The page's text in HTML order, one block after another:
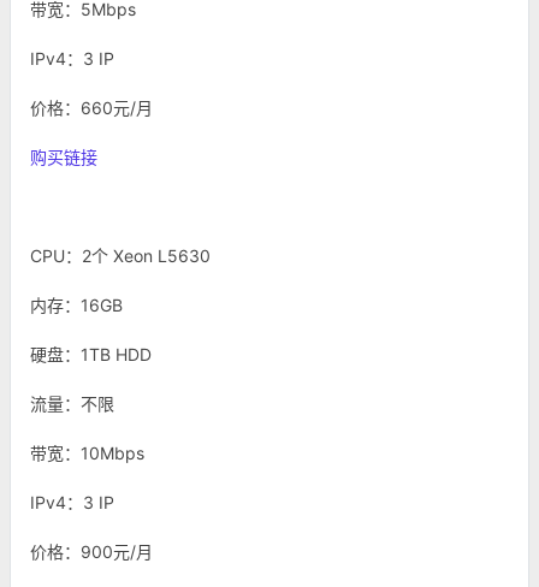
带宽：5Mbps
IPv4：3 IP
价格：660元/月
购买链接
CPU：2个 Xeon L5630
内存：16GB
硬盘：1TB HDD
流量：不限
带宽：10Mbps
IPv4：3 IP
价格：900元/月